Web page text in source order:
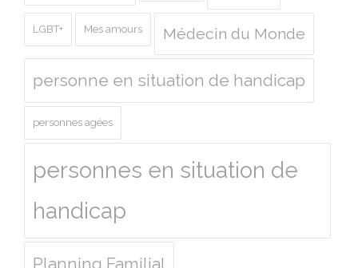
LGBT+ Mes amours Médecin du Monde
personne en situation de handicap
personnes agées
personnes en situation de
handicap